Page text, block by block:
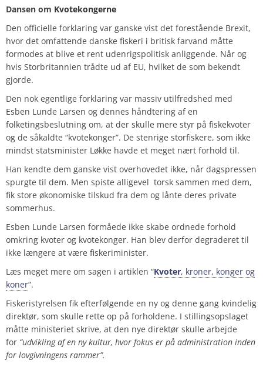
Dansen om Kvotekongerne
Den officielle forklaring var ganske vist det forestående Brexit,
hvor det omfattende danske fiskeri i britisk farvand måtte
formodes at blive et rent udenrigspolitisk anliggende. Når og
hvis Storbritannien trådte ud af EU, hvilket de som bekendt
gjorde.
Den nok egentlige forklaring var massiv utilfredshed med
Esben Lunde Larsen og dennes håndtering af en
folketingsbeslutning om, at der skulle mere styr på fiskekvoter
og de såkaldte “kvotekonger”. De stenrige storfiskere, som ikke
mindst statsminister Løkke havde et meget nært forhold til.
Han kendte dem ganske vist overhovedet ikke, når dagspressen
spurgte til dem. Men spiste alligevel torsk sammen med dem,
fik store økonomiske tilskud fra dem og lånte deres private
sommerhus.
Esben Lunde Larsen formåede ikke skabe ordnede forhold
omkring kvoter og kvotekonger. Han blev derfor degraderet til
ikke længere at være fiskeriminister.
Læs meget mere om sagen i artiklen “Kvoter, kroner, konger og
koner“.
Fiskeristyrelsen fik efterfølgende en ny og denne gang kvindelig
direktør, som skulle rette op på forholdene. I stillingsopslaget
måtte ministeriet skrive, at den nye direktør skulle arbejde
for “udvikling af en ny kultur, hvor fokus er på administration inden
for lovgivningens rammer”.